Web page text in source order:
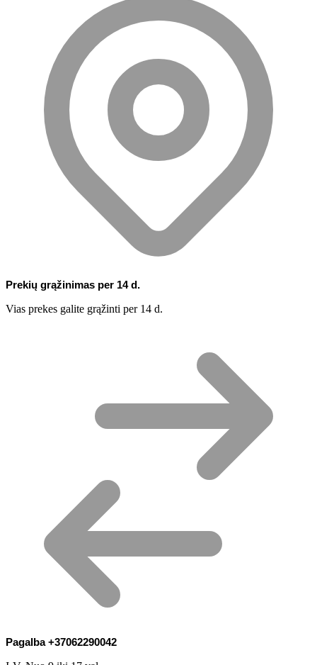
Prekių grąžinimas per 14 d.
Vias prekes galite grąžinti per 14 d.
Pagalba +37062290042